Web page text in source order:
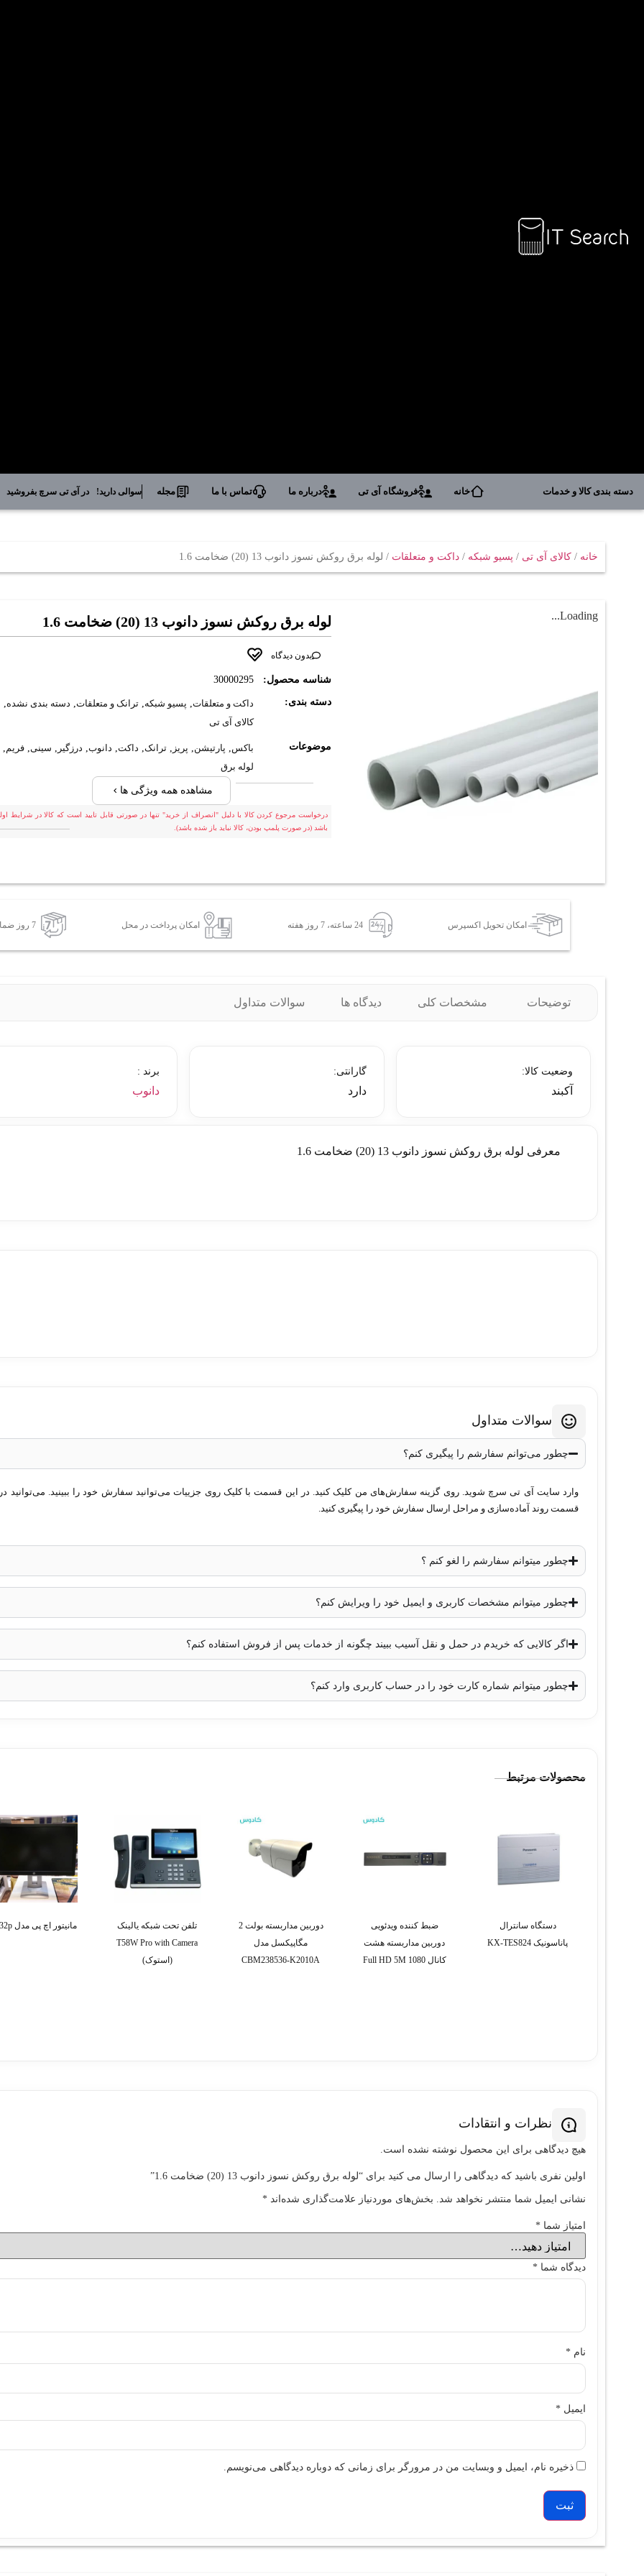
دسته بندی کالا و خدمات خانه فروشگاه آی تی درباره ما تماس با ما مجله سوالی دارید! در آی تی سرچ بفروشید
خانه / کالای آی تی / پسیو شبکه / داکت و متعلقات / لوله برق روکش نسوز دانوب 13 (20) ضخامت 1.6
Loading... لوله برق روکش نسوز دانوب 13 (20) ضخامت 1.6
بدون دیدگاه
شناسه محصول: 30000295
دسته بندی: داکت و متعلقات, پسیو شبکه ترانک و متعلقات, دسته بندی نشده
کالای آی تی
موضوعات باکس پارتیشن پریز ترانک, داکت, دانوب, درزگیر سینی فریم
لوله برق
مشاهده همه ویژگی ها
درخواست مرجوع کردن کالا با دلیل "انصراف از خرید" تنها در صورتی قابل تایید است که کالا در شرایط
باشد (در صورت پلمپ بودن، کالا نباید باز شده باشد).
امکان تحویل اکسپرس 24 ساعته، 7 روز هفته امکان پرداخت در محل 7 روز ضمانت بازگشت کالا
توضیحات مشخصات کلی دیدگاه ها سوالات متداول
وضعیت کالا:
آکبند
گارانتی:
دارد
برند :
دانوب
معرفی لوله برق روکش نسوز دانوب 13 (20) ضخامت 1.6
سوالات متداول
چطور می‌توانم سفارشم را پیگیری کنم؟
وارد سایت آی تی سرچ شوید. روی گزینه سفارش‌های من کلیک کنید. در این قسمت با کلیک روی جزییات می‌توانید سفارش خود را ببینید. می‌توانید
قسمت روند آماده‌سازی و مراحل ارسال سفارش خود را پیگیری کنید.
چطور میتوانم سفارشم را لغو کنم ؟
چطور میتوانم مشخصات کاربری و ایمیل خود را ویرایش کنم؟
اگر کالایی که خریدم در حمل و نقل آسیب ببیند چگونه از خدمات پس از فروش استفاده کنم؟
چطور میتوانم شماره کارت خود را در حساب کاربری وارد کنم؟
محصولات مرتبط
دستگاه سانترال
پاناسونیک KX-TES824
ضبط کننده ویدئویی
دوربین مداربسته هشت
کانال 1080 Full HD 5M
دوربین مداربسته بولت 2
مگاپیکسل مدل
CBM238536-K2010A
تلفن تحت شبکه یالینک
T58W Pro with Camera
(استوک)
مانیتور اچ پی مدل e232p
نظرات و انتقادات
هیچ دیدگاهی برای این محصول نوشته نشده است.
اولین نفری باشید که دیدگاهی را ارسال می کنید برای “لوله برق روکش نسوز دانوب 13 (20) ضخامت 1.6”
نشانی ایمیل شما منتشر نخواهد شد. بخش‌های موردنیاز علامت‌گذاری شده‌اند *
امتیاز شما *
دیدگاه شما *
نام *
ایمیل *
ذخیره نام، ایمیل و وبسایت من در مرورگر برای زمانی که دوباره دیدگاهی می‌نویسم.